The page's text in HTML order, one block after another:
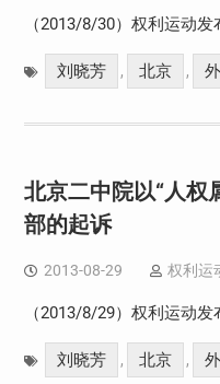
（2013/8/30）权利运动发
刘晓芳 , 北京 ,
北京二中院以“人权
部的起诉
2013-08-29 权利运
（2013/8/29）权利运动
刘晓芳 , 北京 ,